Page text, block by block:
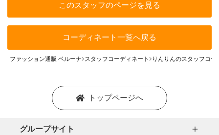
このスタッフのページを見る
コーディネート一覧へ戻る
ファッション通販 ベルーナ スタッフコーディネート りんりんのスタッフコー
トップページへ
グループサイト